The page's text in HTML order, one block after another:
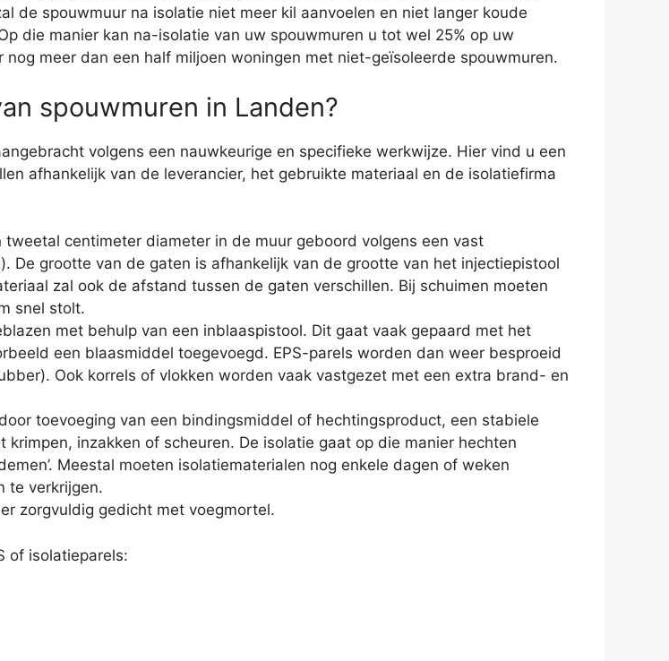
de spouwmuur na isolatie niet meer kil aanvoelen en niet langer koude
die manier kan na-isolatie van uw spouwmuren u tot wel 25% op uw
meer dan een half miljoen woningen met niet-geïsoleerde spouwmuren.
spouwmuren in Landen?
volgens een nauwkeurige en specifieke werkwijze. Hier vind u een
afhankelijk van de leverancier, het gebruikte materiaal en de isolatiefirma
centimeter diameter in de muur geboord volgens een vast
De grootte van de gaten is afhankelijk van de grootte van het injectiepistool
zal ook de afstand tussen de gaten verschillen. Bij schuimen moeten
snel stolt.
met behulp van een inblaaspistool. Dit gaat vaak gepaard met het
een blaasmiddel toegevoegd. EPS-parels worden dan weer besproeid
Ook korrels of vlokken worden vaak vastgezet met een extra brand- en
toevoeging van een bindingsmiddel of hechtingsproduct, een stabiele
inzakken of scheuren. De isolatie gaat op die manier hechten
Meestal moeten isolatiematerialen nog enkele dagen of weken
te verkrijgen.
zorgvuldig gedicht met voegmortel.
of isolatieparels: